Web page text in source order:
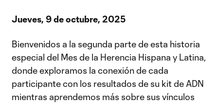
Jueves, 9 de octubre, 2025
Bienvenidos a la segunda parte de esta historia
especial del Mes de la Herencia Hispana y Latina,
donde exploramos la conexión de cada
participante con los resultados de su kit de ADN
mientras aprendemos más sobre sus vínculos